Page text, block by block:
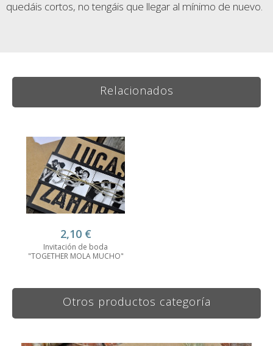
quedáis cortos, no tengáis que llegar al mínimo de nuevo.
Relacionados
2,10 €
Invitación de boda
"TOGETHER MOLA MUCHO"
Otros productos categoría